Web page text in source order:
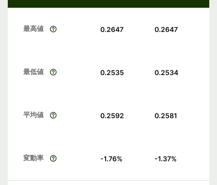
最高値 0.2647 0.2647
最低値 0.2535 0.2534
平均値 0.2592 0.2581
変動率 -1.76% -1.37%